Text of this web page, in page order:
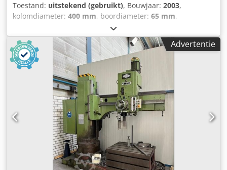
Toestand: uitstekend (gebruikt), Bouwjaar: 2003,
kolomdiameter: 400 mm, boordiameter: 65 mm,
Radiaalboormachine WEILER - VOM 50 Crjdpfx Asyub
Spengof
Advertentie